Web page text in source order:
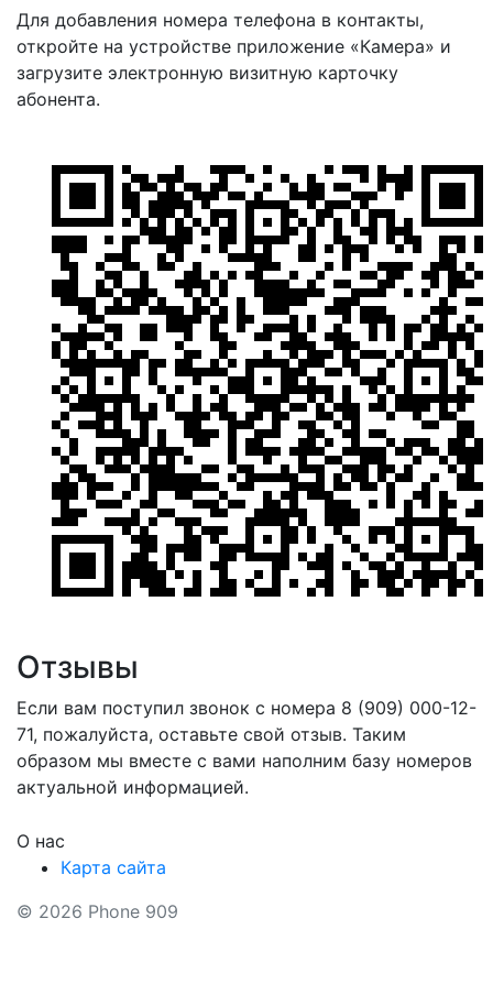
Для добавления номера телефона в контакты,
откройте на устройстве приложение «Камера» и
загрузите электронную визитную карточку
абонента.
Отзывы
Если вам поступил звонок с номера 8 (909) 000-12-
71, пожалуйста, оставьте свой отзыв. Таким
образом мы вместе с вами наполним базу номеров
актуальной информацией.
О нас
Карта сайта
© 2026 Phone 909